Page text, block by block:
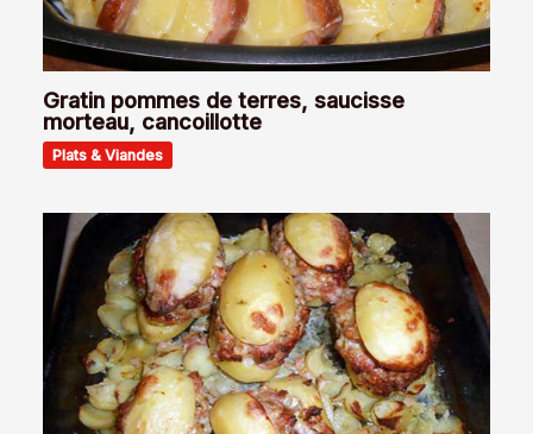
Gratin pommes de terres, saucisse
morteau, cancoillotte
Plats & Viandes